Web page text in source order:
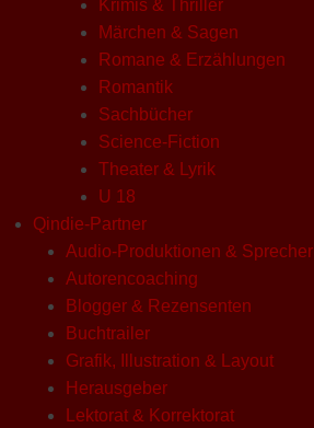
Krimis & Thriller
Märchen & Sagen
Romane & Erzählungen
Romantik
Sachbücher
Science-Fiction
Theater & Lyrik
U 18
Qindie-Partner
Audio-Produktionen & Sprecher
Autorencoaching
Blogger & Rezensenten
Buchtrailer
Grafik, Illustration & Layout
Herausgeber
Lektorat & Korrektorat